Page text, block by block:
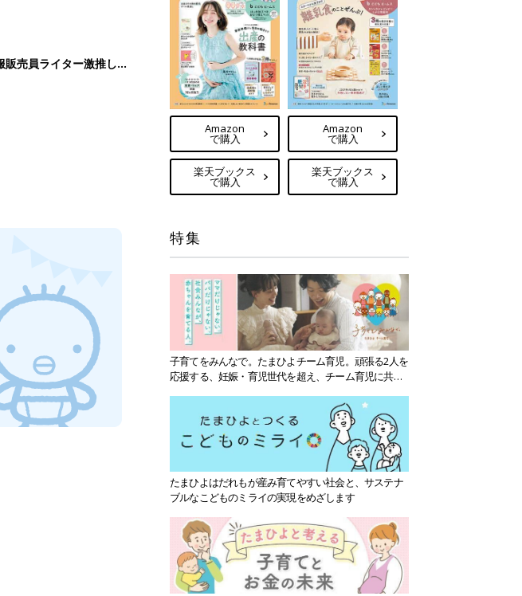
販売員ライター激推し★
Amazon
で購入
楽天ブックス
で購入
Amazon
で購入
楽天ブックス
で購入
特集
子育てをみんなで。たまひよチーム育児。頑張る2人を
応援する、妊娠・育児世代を超え、チーム育児に共感
たまひよはだれもが産み育てやすい社会と、サステナ
ブルなこどものミライの実現をめざします